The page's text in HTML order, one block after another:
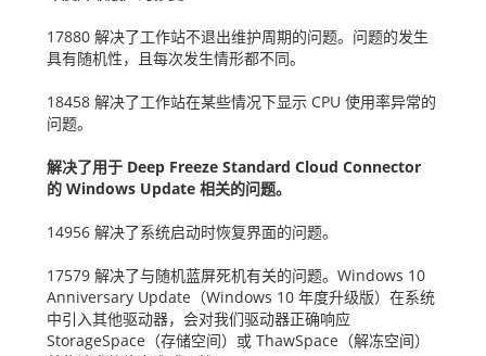
17880 解决了工作站不退出维护周期的问题。问题的发生
具有随机性，且每次发生情形都不同。
18458 解决了工作站在某些情况下显示 CPU 使用率异常的
问题。
解决了用于 Deep Freeze Standard Cloud Connector
的 Windows Update 相关的问题。
14956 解决了系统启动时恢复界面的问题。
17579 解决了与随机蓝屏死机有关的问题。 Windows 10
Anniversary Update （Windows 10 年度升级版）在系统
中引入其他驱动器，会对我们驱动器正确响应
StorageSpace （存储空间）或 ThawSpace （解冻空间）